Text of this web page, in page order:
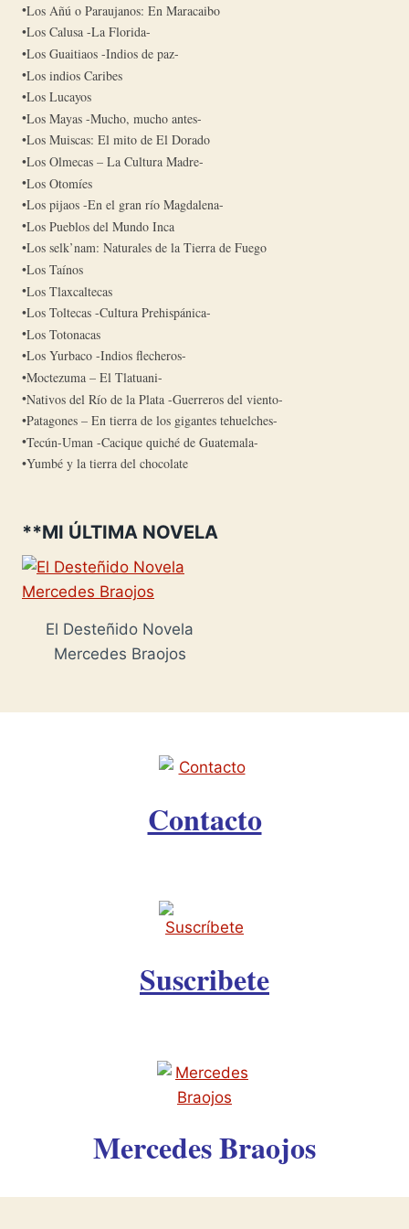
Los Añú o Paraujanos: En Maracaibo
Los Calusa -La Florida-
Los Guaitiaos -Indios de paz-
Los indios Caribes
Los Lucayos
Los Mayas -Mucho, mucho antes-
Los Muiscas: El mito de El Dorado
Los Olmecas – La Cultura Madre-
Los Otomíes
Los pijaos -En el gran río Magdalena-
Los Pueblos del Mundo Inca
Los selk’nam: Naturales de la Tierra de Fuego
Los Taínos
Los Tlaxcaltecas
Los Toltecas -Cultura Prehispánica-
Los Totonacas
Los Yurbaco -Indios flecheros-
Moctezuma – El Tlatuani-
Nativos del Río de la Plata -Guerreros del viento-
Patagones – En tierra de los gigantes tehuelches-
Tecún-Uman -Cacique quiché de Guatemala-
Yumbé y la tierra del chocolate
**MI ÚLTIMA NOVELA
El Desteñido Novela
Mercedes Braojos
Contacto
Suscribete
Mercedes Braojos